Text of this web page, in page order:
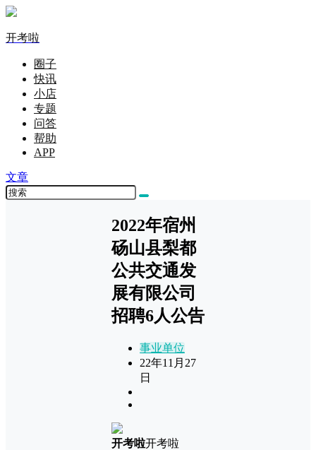
开考啦
圈子
快讯
小店
专题
问答
帮助
APP
文章
2022年宿州
砀山县梨都
公共交通发
展有限公司
招聘6人公告
事业单位
22年11月27
日
开考啦开考啦